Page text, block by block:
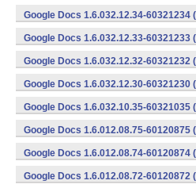
Google Docs 1.6.032.12.34-
Google Docs 1.6.032.12.33-
Google Docs 1.6.032.12.32-
Google Docs 1.6.032.12.30-
Google Docs 1.6.032.10.35-
Google Docs 1.6.012.08.75-60120875
Google Docs 1.6.012.08.74-60120874
Google Docs 1.6.012.08.72-60120872